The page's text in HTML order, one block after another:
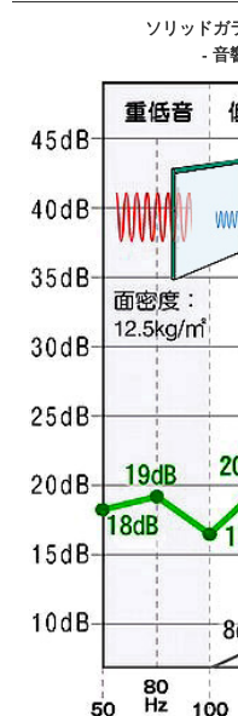
ソリッドガ
- 音